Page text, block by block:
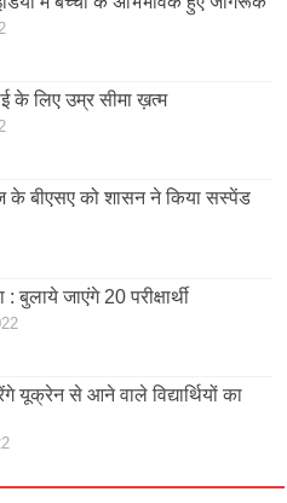
के लिए उम्र सीमा ख़त्म
के बीएसए को शासन ने किया सस्पेंड
: बुलाये जाएंगे 20 परीक्षार्थी
यूक्रेन से आने वाले विद्यार्थियों का